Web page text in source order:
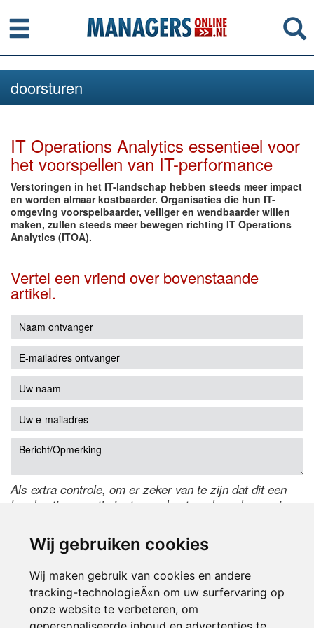
Wij gebruiken cookies
Wij maken gebruik van cookies en andere
tracking-technologieÃ«n om uw surfervaring op
onze website te verbeteren, om
Menu
doorsturen
IT Operations Analytics essentieel voor
het voorspellen van IT-performance
Verstoringen in het IT-landschap hebben steeds meer impact
en worden almaar kostbaarder. Organisaties die hun IT-
omgeving voorspelbaarder, veiliger en wendbaarder willen
maken, zullen steeds meer bewegen richting IT Operations
Analytics (ITOA).
Vertel een vriend over bovenstaande
artikel.
Als extra controle, om er zeker van te zijn dat dit een
handmatige reactie is, typ onderstaande code over in
de code te wijzigen.